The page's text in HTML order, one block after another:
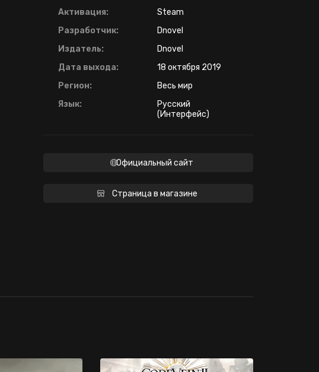
Активация:
Steam
Разработчик:
Dnovel
Издатель:
Dnovel
Дата выхода:
18 октября 2019
Регион:
Весь мир
Язык:
Русский
(Интерфейс)
Официальный сайт
Страница в магазине